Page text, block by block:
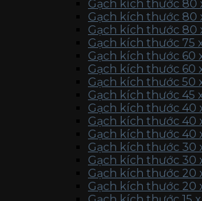
Gạch kích thước 80
Gạch kích thước 80
Gạch kích thước 80
Gạch kích thước 75
Gạch kích thước 60
Gạch kích thước 60
Gạch kích thước 50
Gạch kích thước 45
Gạch kích thước 40
Gạch kích thước 40
Gạch kích thước 40
Gạch kích thước 30
Gạch kích thước 30
Gạch kích thước 20
Gạch kích thước 20